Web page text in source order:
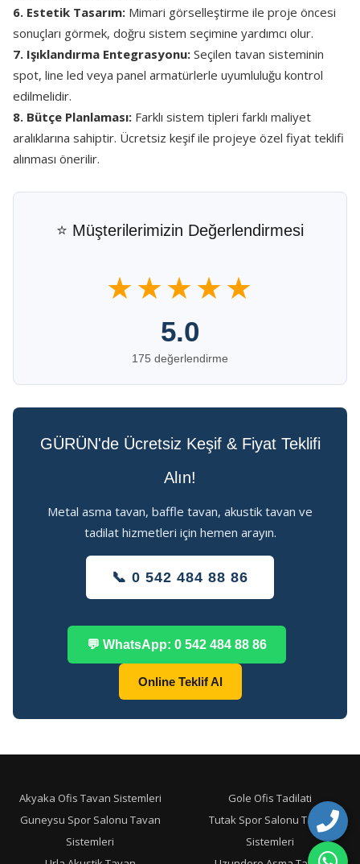
6. Estetik Tasarım: Mimari görselleştirme ile proje öncesi
sonuçları görmek, doğru sistem seçimine yardımcı olur.
7. Işıklandırma Entegrasyonu: Seçilen tavan sisteminin
spot, line led veya panel armatürlerle uyumluluğu kontrol
edilmelidir.
8. Bütçe Planlaması: Farklı sistem tipleri farklı maliyet
aralıklarına sahiptir. Ücretsiz keşif ile projeye özel fiyat teklifi
alınması önerilir.
⭐ Müşterilerimizin Değerlendirmesi
★★★★★
5.0
175 değerlendirme
GÜRÜN'de Ücretsiz Keşif & Fiyat Teklifi
Alın!
Metal asma tavan, baffle tavan, akustik tavan ve
tadilat hizmetleri için hemen arayın.
📞 0 542 484 88 86
💬 WhatsApp: 0 542 484 88 86
Online Teklif Al
Akyaka Ofis Tavan Sistemleri
Gole Ofis Tadilati
Guneysu Spor Salonu Tavan
Sistemleri
Tutak Spor Salonu Tavan
Sistemleri